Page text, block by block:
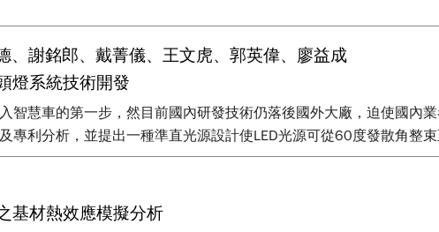
、謝銘郎、戴菁儀、王文虎、郭英偉、廖益成
燈系統技術開發
智慧車的第一步，然目前國內研發技術仍落後國外大廠，迫使國內
專利分析，並提出一種準直光源設計使LED光源可從60度發散角整
基材熱效應模擬分析